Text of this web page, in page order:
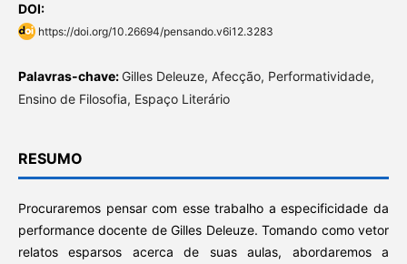
DOI:
https://doi.org/10.26694/pensando.v6i12.3283
Palavras-chave: Gilles Deleuze, Afecção, Performatividade,
Ensino de Filosofia, Espaço Literário
RESUMO
Procuraremos pensar com esse trabalho a especificidade da
performance docente de Gilles Deleuze. Tomando como vetor
relatos esparsos acerca de suas aulas, abordaremos a